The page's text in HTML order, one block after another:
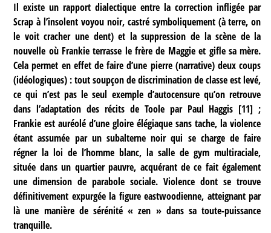
Il existe un rapport dialectique entre la correction infligée par
Scrap à l’insolent voyou noir, castré symboliquement (à terre, on
le voit cracher une dent) et la suppression de la scène de la
nouvelle où Frankie terrasse le frère de Maggie et gifle sa mère.
Cela permet en effet de faire d’une pierre (narrative) deux coups
(idéologiques) : tout soupçon de discrimination de classe est levé,
ce qui n’est pas le seul exemple d’autocensure qu’on retrouve
dans l’adaptation des récits de Toole par Paul Haggis [11] ;
Frankie est auréolé d’une gloire élégiaque sans tache, la violence
étant assumée par un subalterne noir qui se charge de faire
régner la loi de l’homme blanc, la salle de gym multiraciale,
située dans un quartier pauvre, acquérant de ce fait également
une dimension de parabole sociale. Violence dont se trouve
définitivement expurgée la figure eastwoodienne, atteignant par
là une manière de sérénité « zen » dans sa toute-puissance
tranquille.